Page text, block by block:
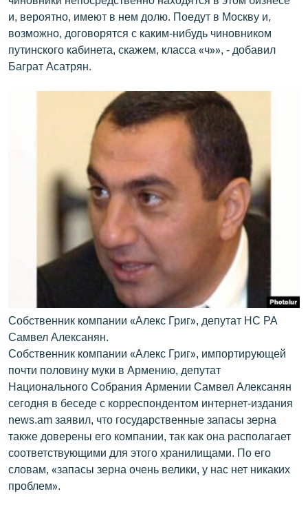
и, вероятно, имеют в нем долю. Поедут в Москву и,
возможно, договорятся с каким-нибудь чиновником
путинского кабинета, скажем, класса «ч»», - добавил
Баграт Асатрян.
Собственник компании «Алекс Григ», депутат НС РА
Самвел Алексанян.
Собственник компании «Алекс Григ», импортирующей
почти половину муки в Армению, депутат
Национального Собрания Армении Самвел Алексанян
сегодня в беседе с корреспондентом интернет-издания
news.am заявил, что государственные запасы зерна
также доверены его компании, так как она располагает
соответствующими для этого хранилищами. По его
словам, «запасы зерна очень велики, у нас нет никаких
проблем».